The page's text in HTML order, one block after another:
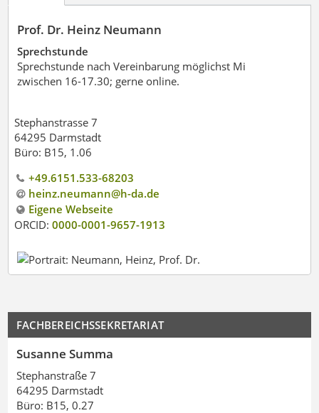
Prof. Dr. Heinz Neumann
Sprechstunde
Sprechstunde nach Vereinbarung möglichst Mi
zwischen 16-17.30; gerne online.
Stephanstrasse 7
64295 Darmstadt
Büro: B15, 1.06
+49.6151.533-68203
heinz.neumann@h-da.de
Eigene Webseite
ORCID: 0000-0001-9657-1913
FACHBEREICHSSEKRETARIAT
Susanne Summa
Stephanstraße 7
64295 Darmstadt
Büro: B15, 0.27